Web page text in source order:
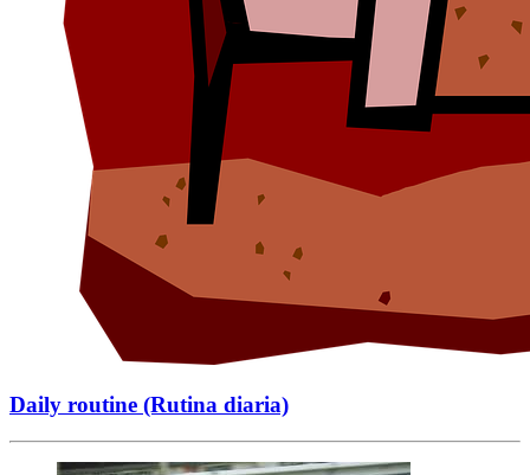
Daily routine (Rutina diaria)